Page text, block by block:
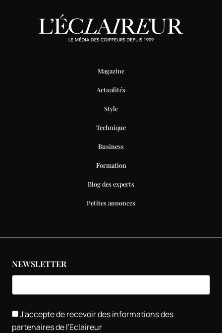
Magazine
Actualités
Style
Technique
Business
Formation
Blog des experts
Petites annonces
NEWSLETTER
J'accepte de recevoir des informations des
partenaires de l'Eclaireur